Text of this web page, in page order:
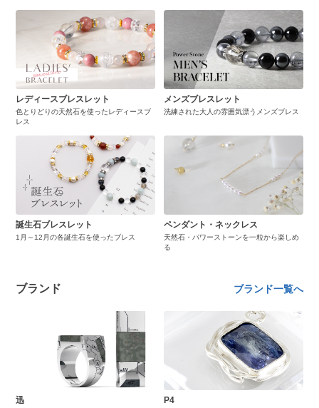
レディースブレスレット
色とりどりの天然石を使ったレディースブ
レス
メンズブレスレット
洗練された大人の雰囲気漂うメンズブレス
誕生石ブレスレット
1月～12月の各誕生石を使ったブレス
ペンダント・ネックレス
天然石・パワーストーンを一粒から楽しめ
る
ブランド ブランド一覧へ
迅 P4